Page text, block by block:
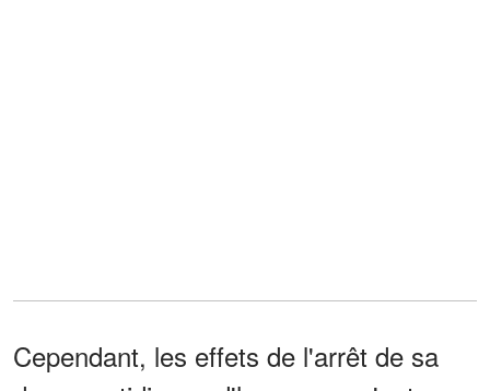
Cependant, les effets de l'arrêt de sa